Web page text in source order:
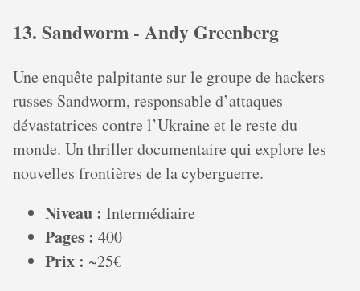
13. Sandworm - Andy Greenberg
Une enquête palpitante sur le groupe de hackers
russes Sandworm, responsable d’attaques
dévastatrices contre l’Ukraine et le reste du
monde. Un thriller documentaire qui explore les
nouvelles frontières de la cyberguerre.
Niveau : Intermédiaire
Pages : 400
Prix : ~25€